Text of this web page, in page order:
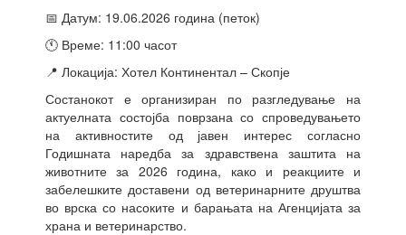
📅 Датум: 19.06.2026 година (петок)
🕚 Време: 11:00 часот
📍 Локација: Хотел Континентал – Скопје
Состанокот е организиран по разгледување на
актуелната состојба поврзана со спроведувањето
на активностите од јавен интерес согласно
Годишната наредба за здравствена заштита на
животните за 2026 година, како и реакциите и
забелешките доставени од ветеринарните друштва
во врска со насоките и барањата на Агенцијата за
храна и ветеринарство.